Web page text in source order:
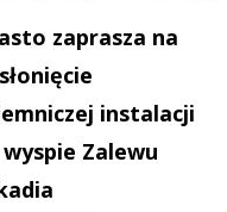
zaprasza na
instalacji
Zalewu